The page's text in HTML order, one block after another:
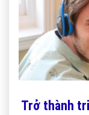
Trở thành